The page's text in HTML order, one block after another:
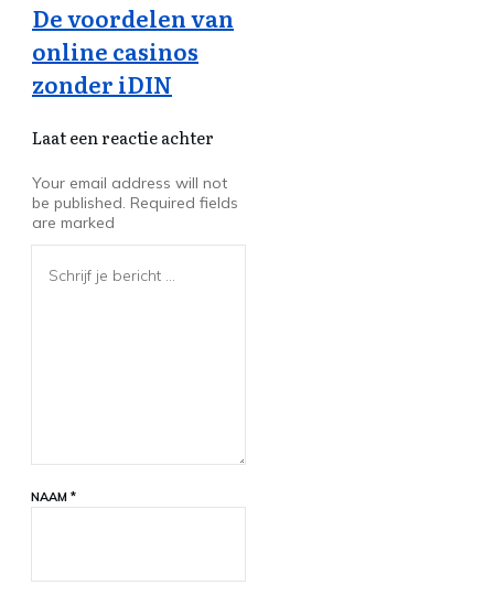
De voordelen van
online casinos
zonder iDIN
Laat een reactie achter
Your email address will not
be published. Required fields
are marked
NAAM *